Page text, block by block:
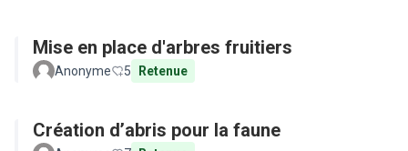
Mise en place d'arbres fruitiers
Anonyme 5 Retenue
Création d’abris pour la faune